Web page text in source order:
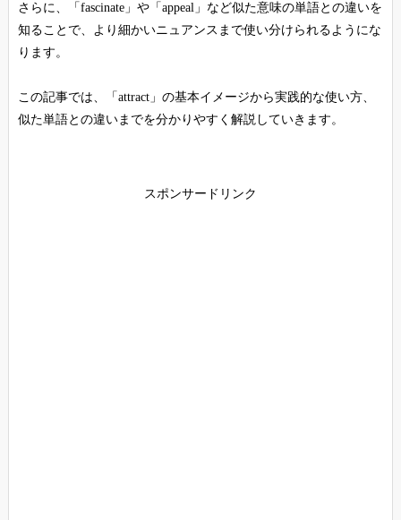
さらに、「fascinate」や「appeal」など似た意味の単語との違いを
知ることで、より細かいニュアンスまで使い分けられるようにな
ります。
この記事では、「attract」の基本イメージから実践的な使い方、
似た単語との違いまでを分かりやすく解説していきます。
スポンサードリンク